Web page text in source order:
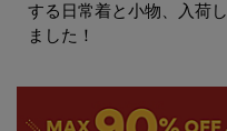
する日常着と小物、入荷し
ました！